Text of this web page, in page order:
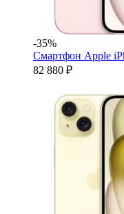
-35%
Смартфон Apple
82 880 ₽